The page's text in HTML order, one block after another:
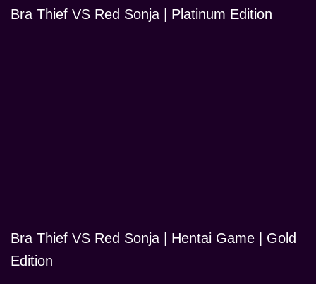
Bra Thief VS Red Sonja | Platinum Edition
Bra Thief VS Red Sonja | Hentai Game | Gold
Edition